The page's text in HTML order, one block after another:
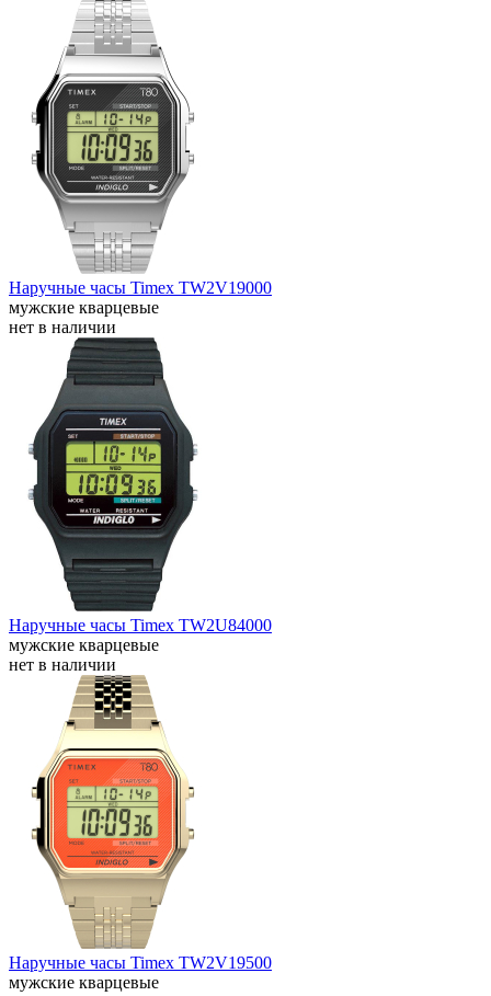
Наручные часы Timex TW2V19000
мужские кварцевые
нет в наличии
Наручные часы Timex TW2U84000
мужские кварцевые
нет в наличии
Наручные часы Timex TW2V19500
мужские кварцевые